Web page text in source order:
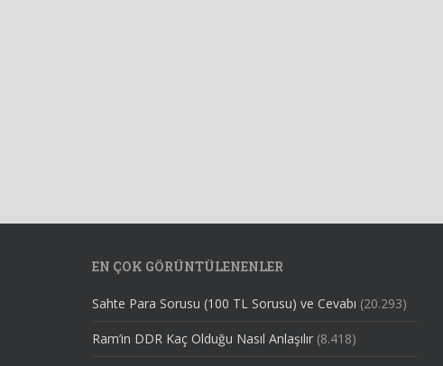
EN ÇOK GÖRÜNTÜLENENLER
Sahte Para Sorusu (100 TL Sorusu) ve Cevabı (20.293)
Ram’in DDR Kaç Olduğu Nasıl Anlaşılır (8.418)